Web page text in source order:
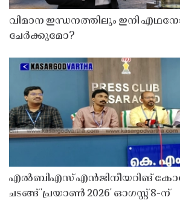
വിമാന ഇന്ധനത്തിലും ഇനി
ചേർക്കുമോ?
എൽബിഎസ് എൻജിനീയറിങ്
ചടങ്ങ് 'പ്രയാൺ 2026' ഓഗസ്റ്റ് 8-ന്